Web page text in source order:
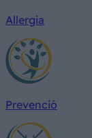
Allergia
Prevenció